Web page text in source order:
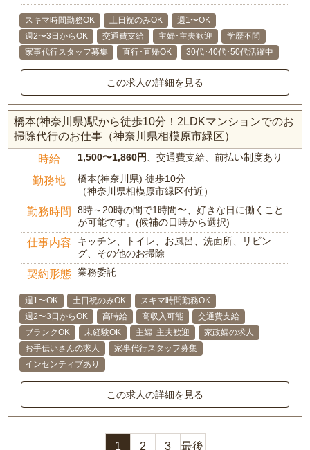
スキマ時間勤務OK 土日祝のみOK
週1〜OK
週2〜3日からOK
交通費支給 主婦･主夫歓迎
学歴不問
家事代行スタッフ募集
直行･直帰OK 30代･40代･50代活躍中
この求人の詳細を見る
橋本(神奈川県)駅から徒歩10分！2LDKマンションでのお
掃除代行のお仕事（神奈川県相模原市緑区）
時給 1,500〜1,860円 、交通費支給、前払い制度あり
勤務地
橋本(神奈川県) 徒歩10分
（神奈川県相模原市緑区付近）
勤務時間
8時～20時の間で1時間〜、好きな日に働くこと
が可能です。(候補の日時から選択)
仕事内容
キッチン、トイレ、お風呂、洗面所、リビン
グ、その他のお掃除
契約形態 業務委託
週1〜OK 土日祝のみOK
スキマ時間勤務OK
週2〜3日からOK
高時給 高収入可能
交通費支給
ブランクOK
未経験OK 主婦･主夫歓迎
家政婦の求人
お手伝いさんの求人
家事代行スタッフ募集
インセンティブあり
この求人の詳細を見る
1 2 3 最後